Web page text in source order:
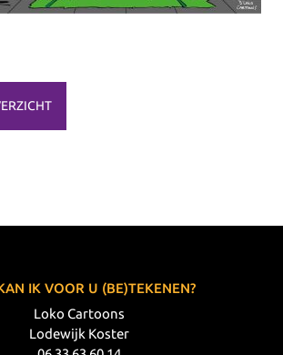
IK VOOR U (BE)TEKENEN?
Loko Cartoons
Lodewijk Koster